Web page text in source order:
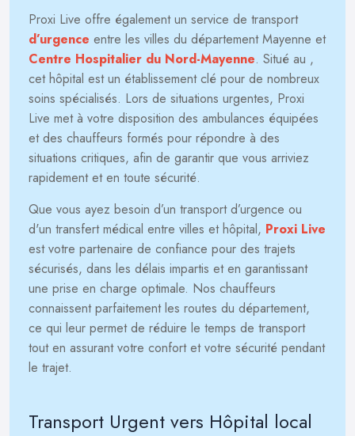
Proxi Live offre également un service de transport
d’urgence entre les villes du département Mayenne et
Centre Hospitalier du Nord-Mayenne. Situé au ,
cet hôpital est un établissement clé pour de nombreux
soins spécialisés. Lors de situations urgentes, Proxi
Live met à votre disposition des ambulances équipées
et des chauffeurs formés pour répondre à des
situations critiques, afin de garantir que vous arriviez
rapidement et en toute sécurité.
Que vous ayez besoin d’un transport d’urgence ou
d'un transfert médical entre villes et hôpital, Proxi Live
est votre partenaire de confiance pour des trajets
sécurisés, dans les délais impartis et en garantissant
une prise en charge optimale. Nos chauffeurs
connaissent parfaitement les routes du département,
ce qui leur permet de réduire le temps de transport
tout en assurant votre confort et votre sécurité pendant
le trajet.
Transport Urgent vers Hôpital local